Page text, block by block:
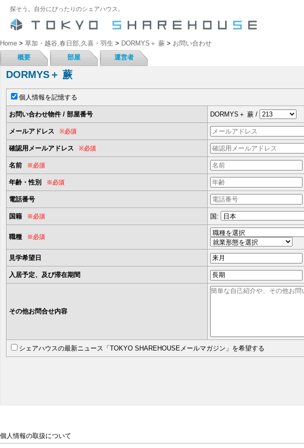
探そう。自分にぴったりのシェアハウス。
Home > 草加・越谷,春日部,久喜・羽生 > DORMYS＋ 蕨 > お問い合わせ
概要
部屋 運営者
DORMYS＋ 蕨
個人情報を記憶する
お問い合わせ物件 / 部屋番号 DORMYS＋ 蕨 /
メールアドレス ※必須
確認用メールアドレス ※必須
名前 ※必須
年齢・性別 ※必須
電話番号
国籍 ※必須 国:
職種 ※必須
見学希望日
入居予定、及び滞在期間
その他お問合せ内容
シェアハウスの最新ニュース「TOKYO SHAREHOUSEメールマガジン」を希望する
個人情報の取扱について